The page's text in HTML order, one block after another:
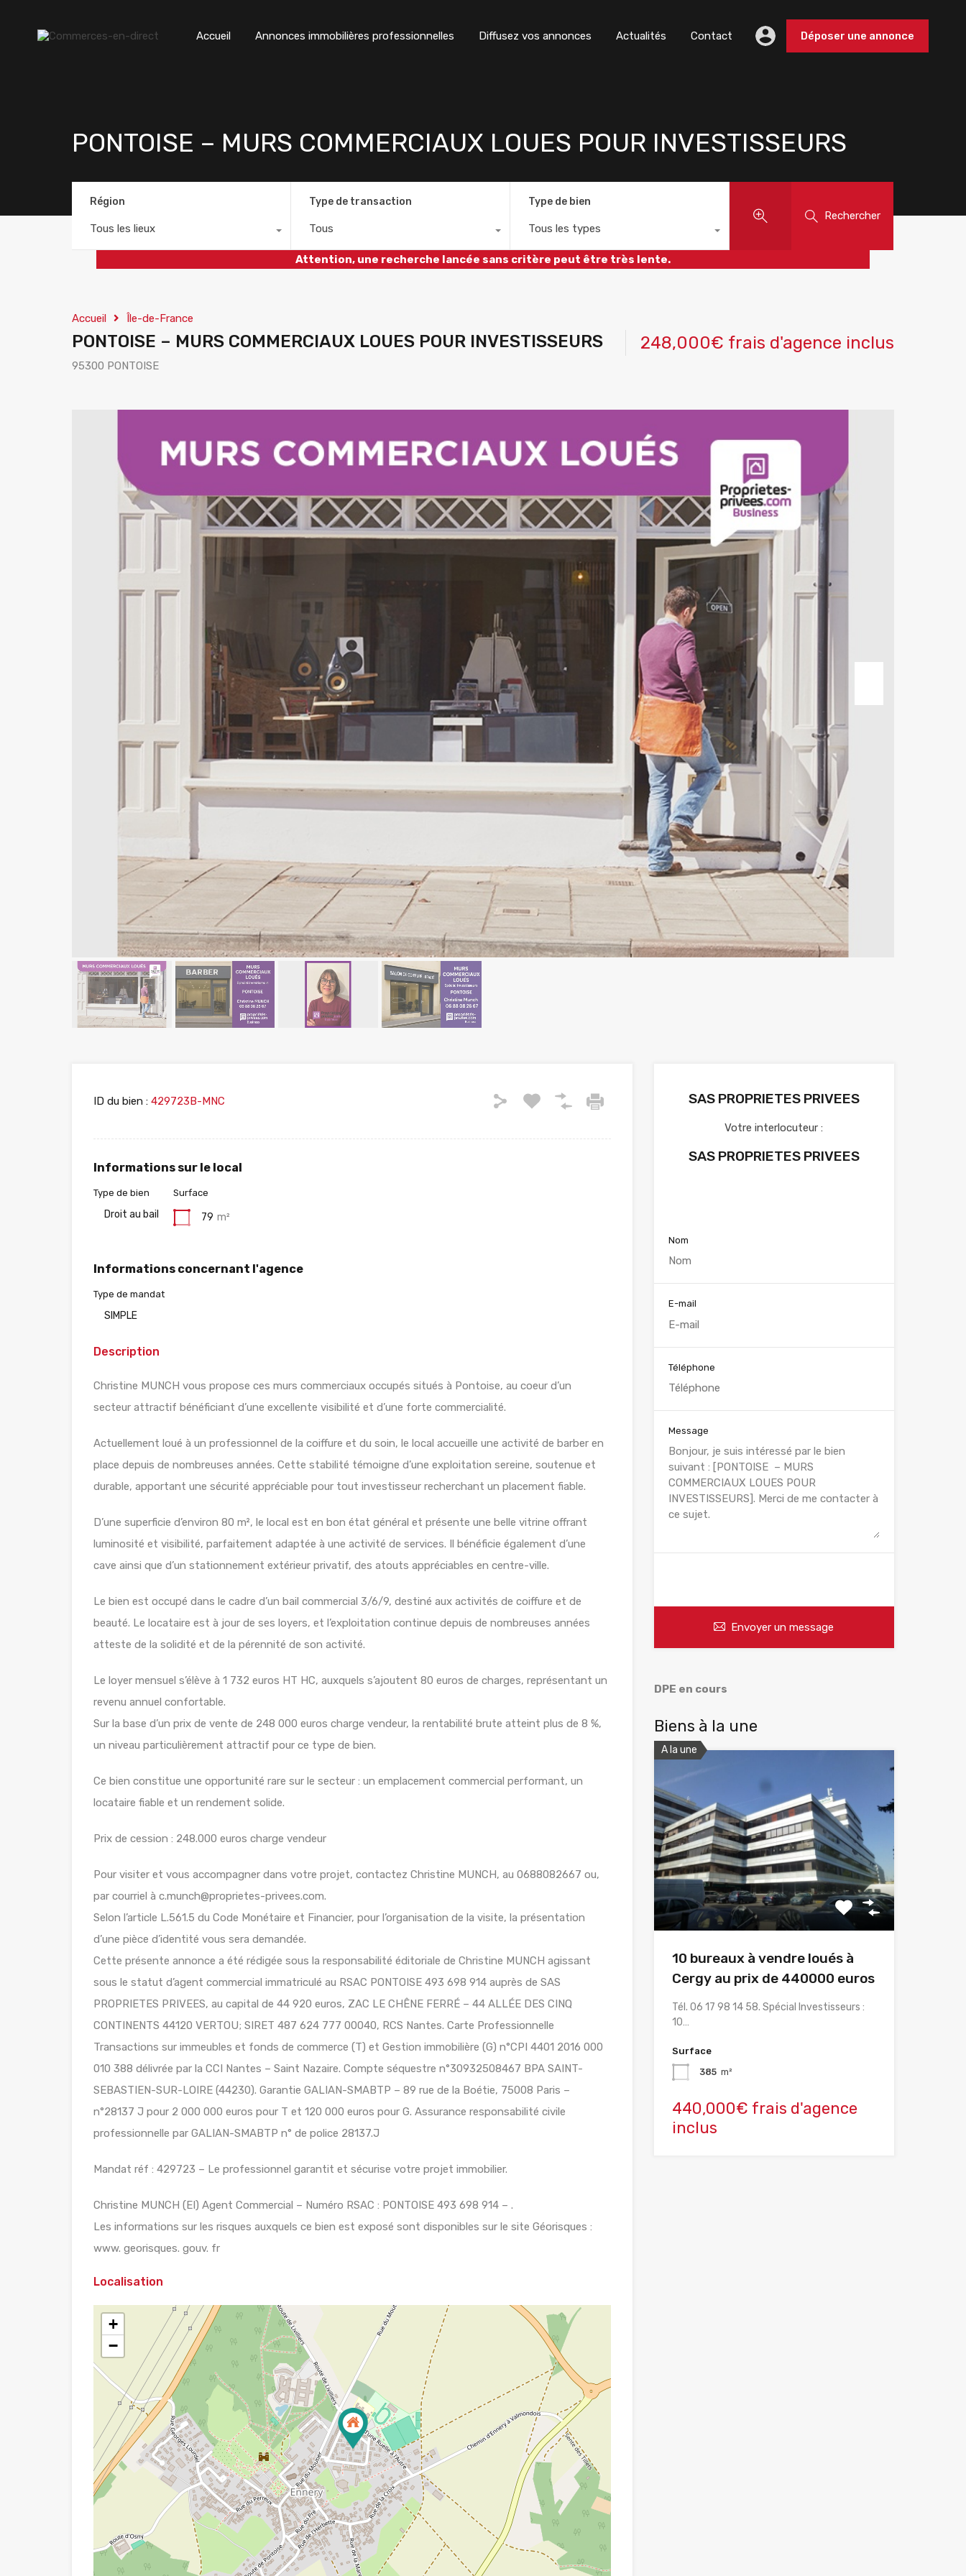
Accueil Annonces immobilières professionnelles Diffusez vos annonces Actualités Contact Déposer une annonce
PONTOISE – MURS COMMERCIAUX LOUES POUR INVESTISSEURS
Région
Tous les lieux
Type de transaction
Tous
Type de bien
Tous les types
Rechercher
Attention, une recherche lancée sans critère peut être très lente.
Accueil Île-de-France
PONTOISE – MURS COMMERCIAUX LOUES POUR INVESTISSEURS
95300 PONTOISE
248,000€ frais d'agence inclus
ID du bien : 429723B-MNC
Informations sur le local
Type de bien
Droit au bail
Surface
79 m²
Informations concernant l'agence
Type de mandat
SIMPLE
Description
Christine MUNCH vous propose ces murs commerciaux occupés situés à Pontoise, au coeur d’un
secteur attractif bénéficiant d’une excellente visibilité et d’une forte commercialité.
Actuellement loué à un professionnel de la coiffure et du soin, le local accueille une activité de barber en
place depuis de nombreuses années. Cette stabilité témoigne d’une exploitation sereine, soutenue et
durable, apportant une sécurité appréciable pour tout investisseur recherchant un placement fiable.
D’une superficie d’environ 80 m², le local est en bon état général et présente une belle vitrine offrant
luminosité et visibilité, parfaitement adaptée à une activité de services. Il bénéficie également d’une
cave ainsi que d’un stationnement extérieur privatif, des atouts appréciables en centre-ville.
Le bien est occupé dans le cadre d’un bail commercial 3/6/9, destiné aux activités de coiffure et de
beauté. Le locataire est à jour de ses loyers, et l’exploitation continue depuis de nombreuses années
atteste de la solidité et de la pérennité de son activité.
Le loyer mensuel s’élève à 1 732 euros HT HC, auxquels s’ajoutent 80 euros de charges, représentant un
revenu annuel confortable.
Sur la base d’un prix de vente de 248 000 euros charge vendeur, la rentabilité brute atteint plus de 8 %,
un niveau particulièrement attractif pour ce type de bien.
Ce bien constitue une opportunité rare sur le secteur : un emplacement commercial performant, un
locataire fiable et un rendement solide.
Prix de cession : 248.000 euros charge vendeur
Pour visiter et vous accompagner dans votre projet, contactez Christine MUNCH, au 0688082667 ou,
par courriel à c.munch@proprietes-privees.com.
Selon l’article L.561.5 du Code Monétaire et Financier, pour l’organisation de la visite, la présentation
d’une pièce d’identité vous sera demandée.
Cette présente annonce a été rédigée sous la responsabilité éditoriale de Christine MUNCH agissant
sous le statut d’agent commercial immatriculé au RSAC PONTOISE 493 698 914 auprès de SAS
PROPRIETES PRIVEES, au capital de 44 920 euros, ZAC LE CHÊNE FERRÉ – 44 ALLÉE DES CINQ
CONTINENTS 44120 VERTOU; SIRET 487 624 777 00040, RCS Nantes. Carte Professionnelle
Transactions sur immeubles et fonds de commerce (T) et Gestion immobilière (G) n°CPI 4401 2016 000
010 388 délivrée par la CCI Nantes – Saint Nazaire. Compte séquestre n°30932508467 BPA SAINT-
SEBASTIEN-SUR-LOIRE (44230). Garantie GALIAN-SMABTP – 89 rue de la Boétie, 75008 Paris –
n°28137 J pour 2 000 000 euros pour T et 120 000 euros pour G. Assurance responsabilité civile
professionnelle par GALIAN-SMABTP n° de police 28137.J
Mandat réf : 429723 – Le professionnel garantit et sécurise votre projet immobilier.
Christine MUNCH (EI) Agent Commercial – Numéro RSAC : PONTOISE 493 698 914 – .
Les informations sur les risques auxquels ce bien est exposé sont disponibles sur le site Géorisques :
www. georisques. gouv. fr
Localisation
+
−
SAS PROPRIETES PRIVEES
Votre interlocuteur :
SAS PROPRIETES PRIVEES
Nom
E-mail
Téléphone
Message
Envoyer un message
DPE en cours
Biens à la une
A la une
10 bureaux à vendre loués à
Cergy au prix de 440000 euros
Tél. 06 17 98 14 58. Spécial Investisseurs :
10…
Surface
385 m²
440,000€ frais d'agence
inclus